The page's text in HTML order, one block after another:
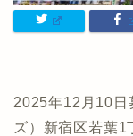
2025年12月10日
ズ）新宿区若葉1